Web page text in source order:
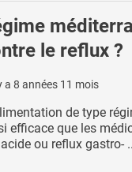
le reflux ?
a 8 années 11 mois
de type
efficace que les
ou reflux gastro-